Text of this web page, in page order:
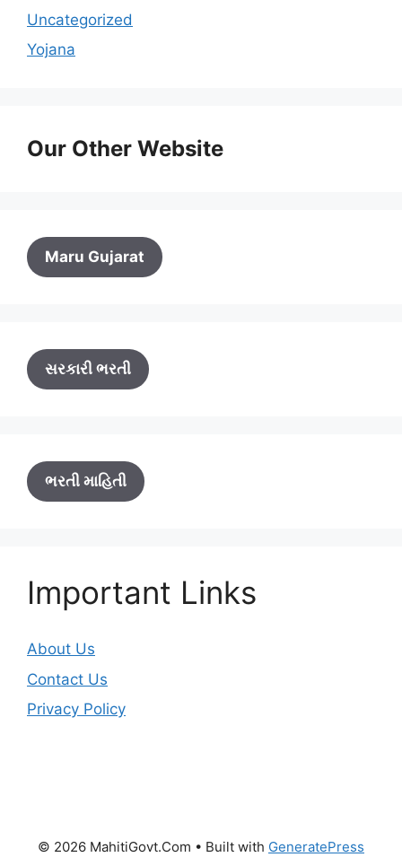
Uncategorized
Yojana
Our Other Website
Maru Gujarat
સરકારી ભરતી
ભરતી માહિતી
Important Links
About Us
Contact Us
Privacy Policy
© 2026 MahitiGovt.Com • Built with GeneratePress